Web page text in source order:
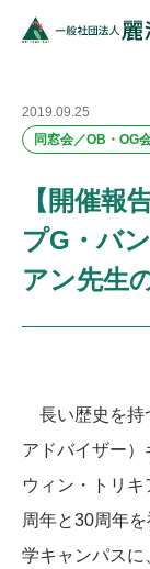
2019.09.25
同窓会／OB・OG
【開催報
プG・バ
アン先生
長い歴史を持
アドバイザー
ウィン・トリ
周年と30周年
学キャンパス